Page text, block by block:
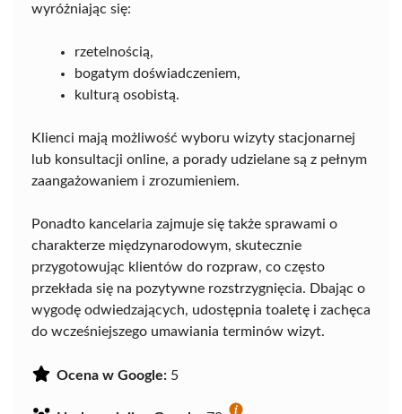
wyróżniając się:
rzetelnością,
bogatym doświadczeniem,
kulturą osobistą.
Klienci mają możliwość wyboru wizyty stacjonarnej
lub konsultacji online, a porady udzielane są z pełnym
zaangażowaniem i zrozumieniem.
Ponadto kancelaria zajmuje się także sprawami o
charakterze międzynarodowym, skutecznie
przygotowując klientów do rozpraw, co często
przekłada się na pozytywne rozstrzygnięcia. Dbając o
wygodę odwiedzających, udostępnia toaletę i zachęca
do wcześniejszego umawiania terminów wizyt.
Ocena w Google: 5